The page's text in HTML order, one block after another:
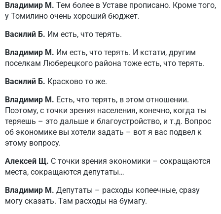
Владимир М. Тем более в Уставе прописано. Кроме того,
у Томилино очень хороший бюджет.
Василий Б. Им есть, что терять.
Владимир М. Им есть, что терять. И кстати, другим
поселкам Люберецкого района тоже есть, что терять.
Василий Б. Красково то же.
Владимир М. Есть, что терять, в этом отношении.
Поэтому, с точки зрения населения, конечно, когда ты
теряешь – это дальше и благоустройство, и т.д. Вопрос
об экономике вы хотели задать – вот я вас подвел к
этому вопросу.
Алексей Щ. С точки зрения экономики – сокращаются
места, сокращаются депутаты…
Владимир М. Депутаты – расходы копеечные, сразу
могу сказать. Там расходы на бумагу.